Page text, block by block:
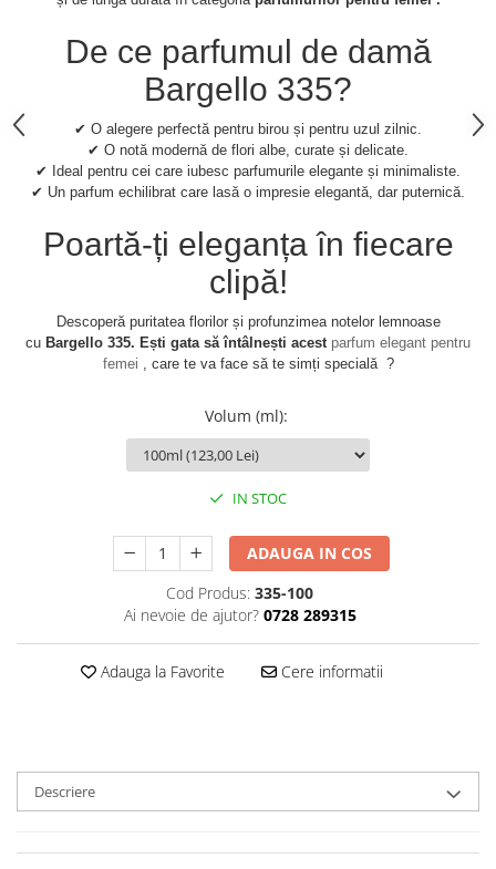
De ce parfumul de damă
Bargello 335?
✔ O alegere perfectă pentru birou și pentru uzul zilnic.
✔ O notă modernă de flori albe, curate și delicate.
✔ Ideal pentru cei care iubesc parfumurile elegante și minimaliste.
✔ Un parfum echilibrat care lasă o impresie elegantă, dar puternică.
Poartă-ți eleganța în fiecare
clipă!
Descoperă puritatea florilor și profunzimea notelor lemnoase
cu Bargello 335. Ești gata să întâlnești acest parfum elegant pentru
femei , care te va face să te simți specială ?
Volum (ml):
IN STOC
ADAUGA IN COS
Cod Produs: 335-100
Ai nevoie de ajutor? 0728 289315
Adauga la Favorite Cere informatii
Descriere